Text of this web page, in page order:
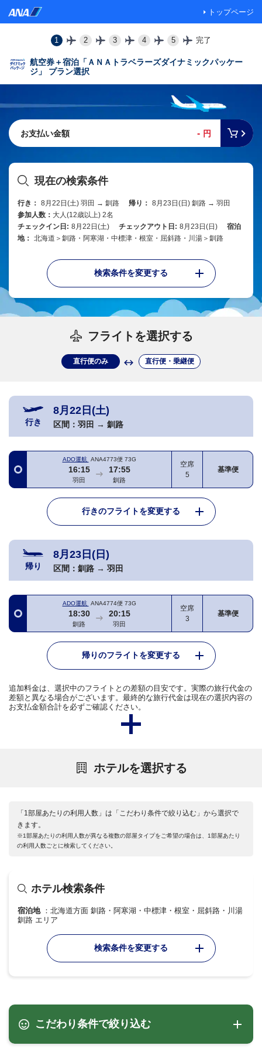
トップページ
1 2 3 4 5 完了
航空券＋宿泊「ＡＮＡトラベラーズダイナミックパッケー
ジ」 プラン選択
お支払い金額 - 円
現在の検索条件
行き： 8月22日(土) 羽田 → 釧路 帰り： 8月23日(日) 釧路 → 羽田
参加人数： 大人(12歳以上) 2名
チェックイン日: 8月22日(土) チェックアウト日: 8月23日(日)
宿泊
地： 北海道＞釧路・阿寒湖・中標津・根室・屈斜路・川湯＞釧路
検索条件を変更する
フライトを選択する
直行便のみ 直行便・乗継便
行き
8月22日(土)
区間： 羽田 → 釧路
ADO運航 ANA4773便 73G
16:15
羽田
17:55
釧路
空席
5
基準便
行きのフライトを変更する
帰り
8月23日(日)
区間： 釧路 → 羽田
ADO運航 ANA4774便 73G
18:30
釧路
20:15
羽田
空席
3
基準便
帰りのフライトを変更する
追加料金は、選択中のフライトとの差額の目安です。実際の旅行代金の
差額と異なる場合がございます。最終的な旅行代金は現在の選択内容の
お支払金額合計を必ずご確認ください。
ホテルを選択する
「1部屋あたりの利用人数」は「こだわり条件で絞り込む」から選択で
きます。
※1部屋あたりの利用人数が異なる複数の部屋タイプをご希望の場合は、1部屋あたり
の利用人数ごとに検索してください。
ホテル検索条件
宿泊地
北海道方面 釧路・阿寒湖・中標津・根室・屈斜路・川湯
釧路 エリア
検索条件を変更する
こだわり条件で絞り込む